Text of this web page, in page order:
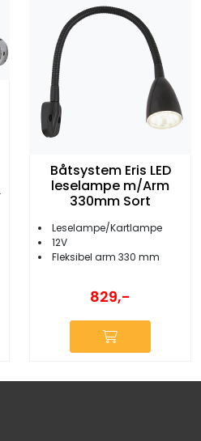
Båtsystem Eris LED
leselampe m/Arm
330mm Sort
Leselampe/Kartlampe
12V
Fleksibel arm 330 mm
829,-